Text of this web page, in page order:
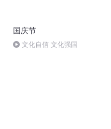
国庆节
文化自信 文化强国